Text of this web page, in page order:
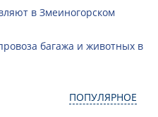
в Змеиногорском
багажа и животных в
ПОПУЛЯРНОЕ